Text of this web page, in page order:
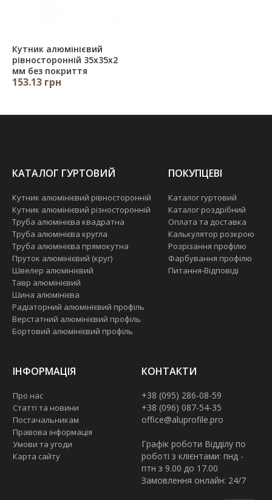
Кутник алюмінієвий
рівносторонній 35х35х2
мм без покриття
153.13 грн
КАТАЛОГ ГУРТОВИЙ
Кутник алюмінієвий рівносторонній
Кутник алюмінієвий різносторонній
Труба алюмінієва квадратна
Труба алюмінієва кругла
Труба алюмінієва прямокутна
Пруток алюмінієвий (круг)
Швелер алюмінієвий
Тавр алюмінієвий
Шина алюмінієва
Радіаторний алюмінієвий профіль
Верстатний алюмінієвий профіль
Бортовий алюмінієвий профіль
ПОКУПЦЕВІ
Каталог гуртовий
Каталог роздрібний
Оплата та доставка
Калькулятор розкрою
Розрізання профілю
Фарбування профілю
Питання-Відповіді
ІНФОРМАЦІЯ
Про нас
Статті та новини
Постачальникам
Правова інформація
Умови та угоди
Карта сайту
КОНТАКТИ
+38 (095) 286-08-59
+38 (096) 087-54-35
office@aluprofile.pro
Графік роботи Відділу по
роботі з клієнтами: пнд -
птн з 9.00 до 17.00
Замовлення онлайн: 24/7